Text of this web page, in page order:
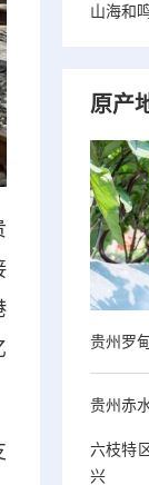
山海和
原产
贵州罗
贵州赤
六枝特
兴